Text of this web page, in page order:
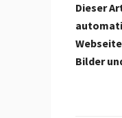
Dieser
Bilder